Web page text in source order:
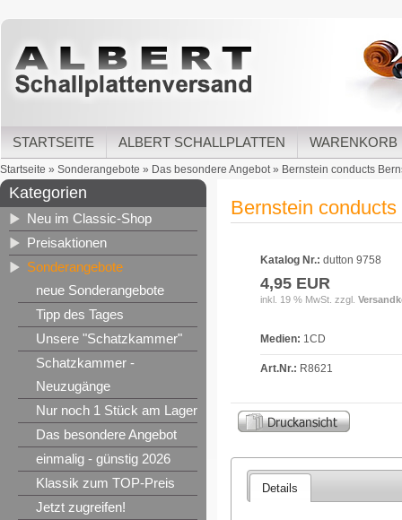
STARTSEITE ALBERT SCHALLPLATTEN WARENKORB
Startseite » Sonderangebote » Das besondere Angebot» Bernstein conducts
Kategorien
Neu im Classic-Shop
Preisaktionen
Sonderangebote
neue Sonderangebote
Tipp des Tages
Unsere "Schatzkammer"
Schatzkammer -
Neuzugänge
Nur noch 1 Stück am Lager
Das besondere Angebot
einmalig - günstig 2026
Klassik zum TOP-Preis
Jetzt zugreifen!
Bernstein
Katalog Nr.: dutton 9758
4,95 EUR
inkl. 19 % MwSt. zzgl.
Medien: 1CD
Art.Nr.: R8621
Details